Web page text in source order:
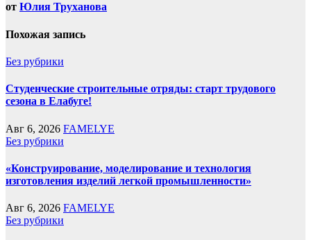
от Юлия Труханова
Похожая запись
Без рубрики
Студенческие строительные отряды: старт трудового
сезона в Елабуге!
Авг 6, 2026 FAMELYE
Без рубрики
«Конструирование, моделирование и технология
изготовления изделий легкой промышленности»
Авг 6, 2026 FAMELYE
Без рубрики